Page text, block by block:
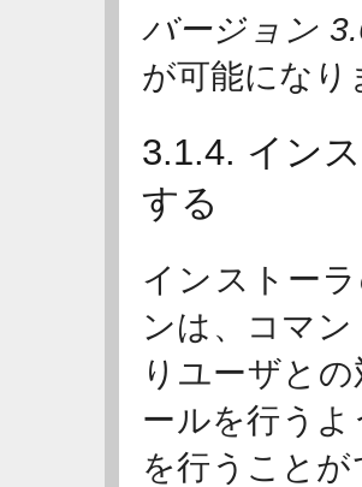
バージョン
が可能になり
3.1.4. イン
する
インストー
ンは、コマ
りユーザと
ールを行う
を行うこと